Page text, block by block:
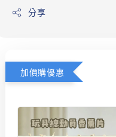
分享
加價購優惠